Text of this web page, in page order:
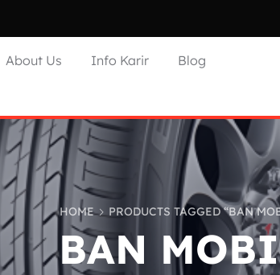
About Us Info Karir Blog
HOME PRODUCTS TAGGED “BAN
BAN